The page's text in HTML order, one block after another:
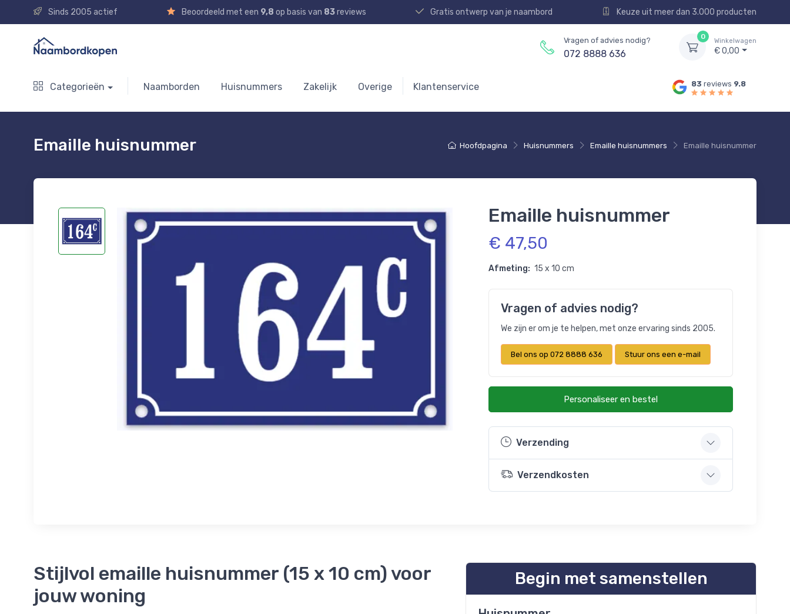
Sinds 2005 actief Beoordeeld met een 9,8 op basis van 83reviews Gratis ontwerp van je naambord Keuze uit meer dan 3.000 producten
Vragen of advies nodig?
072 8888 636
0
Winkelwagen
€ 0,00
Categorieën Naamborden Huisnummers Zakelijk Overige Klantenservice 83 reviews 9.8
Hoofdpagina Huisnummers Emaille huisnummers Emaille huisnummer
Emaille huisnummer
Emaille huisnummer
€ 47,50
Afmeting: 15 x 10 cm
Vragen of advies nodig?
We zijn er om je te helpen, met onze ervaring sinds 2005.
Bel ons op 072 8888 636 Stuur ons een e-mail
Personaliseer en bestel
Verzending
Verzendkosten
Stijlvol emaille huisnummer (15 x 10 cm) voor
jouw woning
Begin met samenstellen